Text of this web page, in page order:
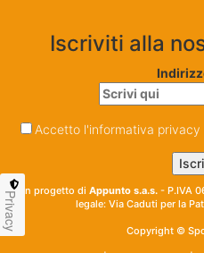
Iscriviti alla
Accetto l'informativa
Un progetto di Appunto s.a.s. - P.IVA
legale: Via Caduti per la
Copyright ©
Privacy